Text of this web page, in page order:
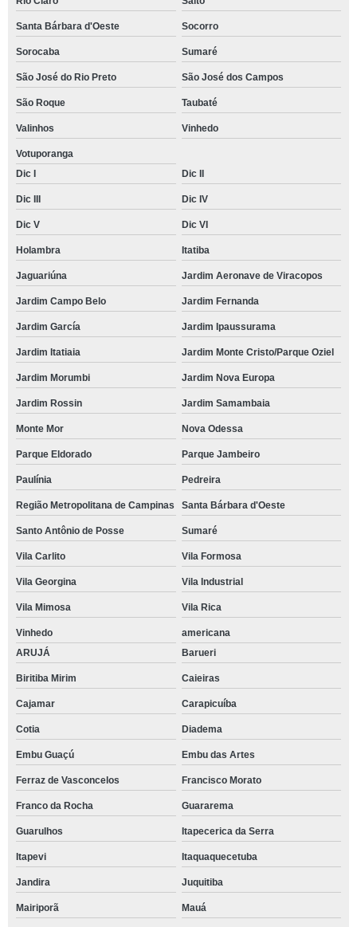
Santa Bárbara d'Oeste Socorro
Sorocaba Sumaré
São José do Rio Preto São José dos Campos
São Roque Taubaté
Valinhos Vinhedo
Votuporanga
Dic I
Dic II
Dic III Dic IV
Dic V Dic VI
Holambra Itatiba
Jaguariúna Jardim Aeronave de Viracopos
Jardim Campo Belo Jardim Fernanda
Jardim García Jardim Ipaussurama
Jardim Itatiaia Jardim Monte Cristo/Parque Oziel
Jardim Morumbi Jardim Nova Europa
Jardim Rossin Jardim Samambaia
Monte Mor Nova Odessa
Parque Eldorado Parque Jambeiro
Paulínia Pedreira
Região Metropolitana de Campinas Santa Bárbara d'Oeste
Santo Antônio de Posse Sumaré
Vila Carlito Vila Formosa
Vila Georgina Vila Industrial
Vila Mimosa Vila Rica
Vinhedo
americana
ARUJÁ
Barueri
Biritiba Mirim Caieiras
Cajamar Carapicuíba
Cotia Diadema
Embu Guaçú Embu das Artes
Ferraz de Vasconcelos Francisco Morato
Franco da Rocha Guararema
Guarulhos Itapecerica da Serra
Itapevi Itaquaquecetuba
Jandira Juquitiba
Mairiporã Mauá